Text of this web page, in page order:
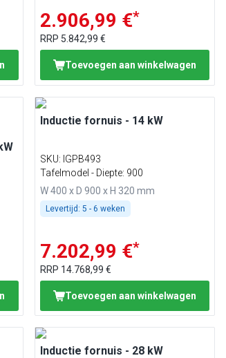
2.906,99 €*
RRP 5.842,99 €
Toevoegen aan winkelwagen
Inductie fornuis - 14 kW
SKU: IGPB493
Tafelmodel - Diepte: 900
W 400 x D 900 x H 320 mm
Levertijd: 5 - 6 weken
7.202,99 €*
RRP 14.768,99 €
Toevoegen aan winkelwagen
Inductie fornuis - 28 kW